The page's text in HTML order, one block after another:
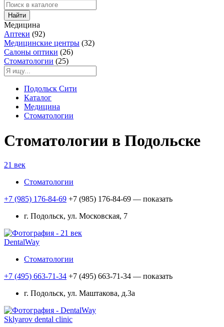
Найти
Медицина
Аптеки (92)
Медицинские центры (32)
Салоны оптики (26)
Стоматологии (25)
Подольск Сити
Каталог
Медицина
Стоматологии
Стоматологии в Подольске
21 век
Стоматологии
+7 (985) 176-84-69 +7 (985) 176-84-69 — показать
г. Подольск, ул. Московская, 7
DentalWay
Стоматологии
+7 (495) 663-71-34 +7 (495) 663-71-34 — показать
г. Подольск, ул. Маштакова, д.3а
Sklyarov dental clinic